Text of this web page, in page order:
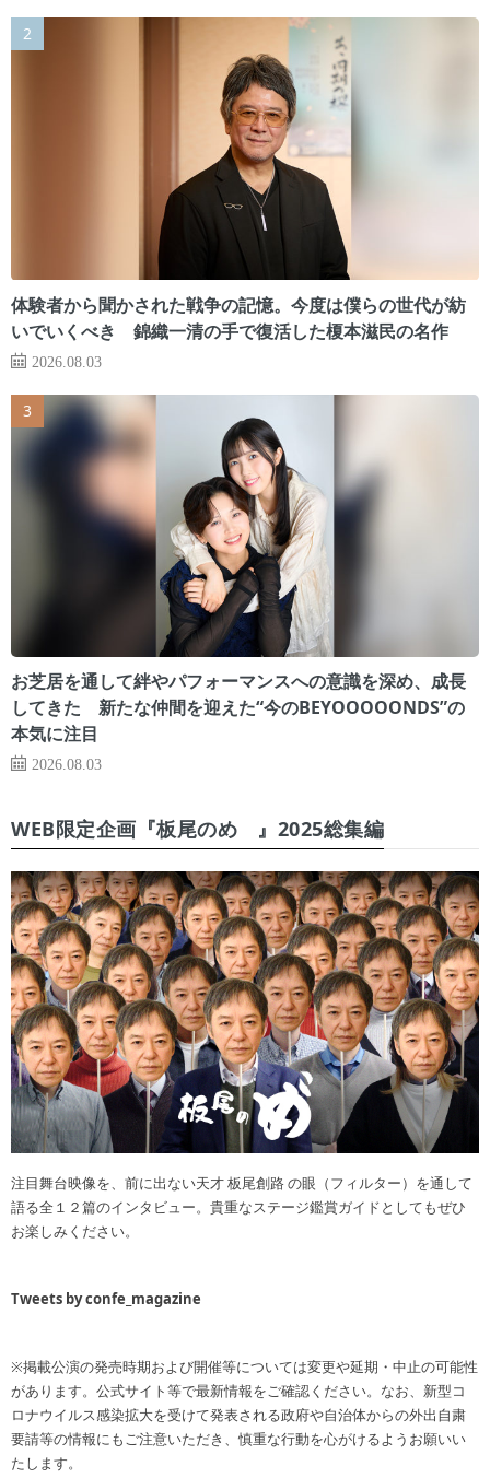
体験者から聞かされた戦争の記憶。今度は僕らの世代が紡
いでいくべき 錦織一清の手で復活した榎本滋民の名作
2026.08.03
お芝居を通して絆やパフォーマンスへの意識を深め、成長
してきた 新たな仲間を迎えた“今のBEYOOOOONDS”の
本気に注目
2026.08.03
WEB限定企画『板尾のめ゙』2025総集編
注目舞台映像を、前に出ない天才 板尾創路 の眼（フィルター）を通して
語る全１２篇のインタビュー。貴重なステージ鑑賞ガイドとしてもぜひ
お楽しみください。
Tweets by confe_magazine
※掲載公演の発売時期および開催等については変更や延期・中止の可能性
があります。公式サイト等で最新情報をご確認ください。なお、新型コ
ロナウイルス感染拡大を受けて発表される政府や自治体からの外出自粛
要請等の情報にもご注意いただき、慎重な行動を心がけるようお願いい
たします。